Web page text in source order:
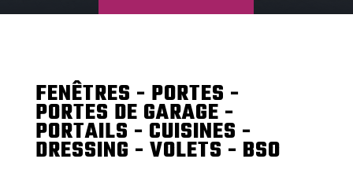
FENÊTRES - PORTES -
PORTES DE GARAGE -
PORTAILS - CUISINES -
DRESSING - VOLETS - BSO